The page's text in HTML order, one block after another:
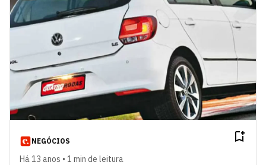
NEGÓCIOS
Há 13 anos • 1 min de leitura